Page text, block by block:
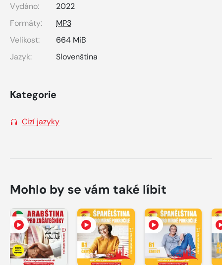
Vydáno:
2022
Formáty:
MP3
Velikost:
664 MiB
Jazyk:
Slovenština
Kategorie
Cizí jazyky
Mohlo by se vám také líbit